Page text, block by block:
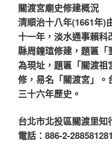
關渡宮廟史修建概況
清順治十八年(1661年)
十一年，淡水通事賴
縣周鐘瑄修建，題匾
為現址，題匾「關渡祖
修，易名「關渡宮」
三十六年歷史。
台北市北投區關渡里知
電話：886-2-